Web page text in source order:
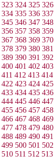
323 324 325 326
334 335 336 337
345 346 347 348
356 357 358 359
367 368 369 370
378 379 380 381
389 390 391 392
400 401 402 403
411 412 413 414
422 423 424 425
433 434 435 436
444 445 446 447
455 456 457 458
466 467 468 469
477 478 479 480
488 489 490 491
499 500 501 502
510 511 512 513